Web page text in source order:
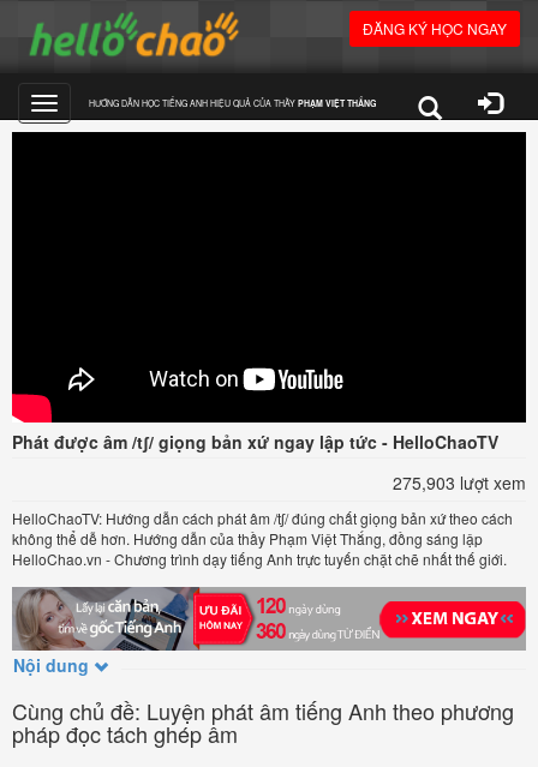
ĐĂNG KÝ HỌC NGAY
Toggle
HƯỚNG DẪN HỌC TIẾNG ANH HIỆU QUẢ CỦA THẦY PHẠM VIỆT THẮNG
Phát được âm /tʃ/ giọng bản xứ ngay lập tức - HelloChaoTV
275,903 lượt xem
HelloChaoTV: Hướng dẫn cách phát âm /tʃ/ đúng chất giọng bản xứ theo cách
không thể dễ hơn. Hướng dẫn của thầy Phạm Việt Thắng, đồng sáng lập
HelloChao.vn - Chương trình dạy tiếng Anh trực tuyến chặt chẽ nhất thế giới.
Nội dung
Cùng chủ đề: Luyện phát âm tiếng Anh theo phương
pháp đọc tách ghép âm